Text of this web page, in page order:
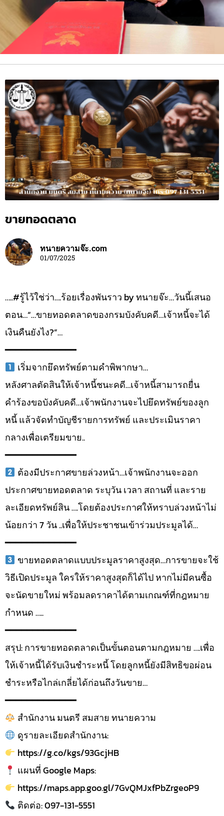
ขายทอดตลาด
ทนายความจ๊ะ.com
01/07/2025
…..#รู้ไว้ใช่ว่า….ร้อยเรื่องพันราว by ทนายจ๊ะ…วันนี้เสนอ
ตอน…“…ขายทอดตลาดของกรมบังคับคดี…เจ้าหนี้จะได้
เงินคืนยังไง?”…
━━━━━━━━━━━━━
เริ่มจากยึดทรัพย์ตามคำพิพากษา…
หลังศาลตัดสินให้เจ้าหนี้ชนะคดี…เจ้าหนี้สามารถยื่น
คำร้องขอบังคับคดี…เจ้าพนักงานจะไปยึดทรัพย์ของลูก
หนี้ แล้วจัดทำบัญชีรายการทรัพย์ และประเมินราคา
กลางเพื่อเตรียมขาย..
━━━━━━━━━━━━━
ต้องมีประกาศขายล่วงหน้า…เจ้าพนักงานจะออก
ประกาศขายทอดตลาด ระบุวัน เวลา สถานที่ และราย
ละเอียดทรัพย์สิน ….โดยต้องประกาศให้ทราบล่วงหน้าไม่
น้อยกว่า 7 วัน ..เพื่อให้ประชาชนเข้าร่วมประมูลได้…
━━━━━━━━━━━━━
ขายทอดตลาดแบบประมูลราคาสูงสุด…การขายจะใช้
วิธีเปิดประมูล ใครให้ราคาสูงสุดก็ได้ไป หากไม่มีคนซื้อ
จะนัดขายใหม่ พร้อมลดราคาได้ตามเกณฑ์ที่กฎหมาย
กำหนด …..
━━━━━━━━━━━━━
สรุป: การขายทอดตลาดเป็นขั้นตอนตามกฎหมาย ….เพื่อ
ให้เจ้าหนี้ได้รับเงินชำระหนี้ โดยลูกหนี้ยังมีสิทธิขอผ่อน
ชำระหรือไกล่เกลี่ยได้ก่อนถึงวันขาย…
━━━━━━━━━━━━━
สำนักงาน มนตรี สมสาย ทนายความ
ดูรายละเอียดสำนักงาน:
https://g.co/kgs/93GcjHB
แผนที่ Google Maps:
https://maps.app.goo.gl/7GvQMJxfPbZrgeoP9
ติดต่อ: 097-131-5551